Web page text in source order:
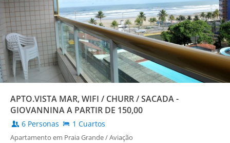
APTO.VISTA MAR, WIFI / CHURR / SACADA -
GIOVANNINA A PARTIR DE 150,00
6 Personas 1 Cuartos
Apartamento em Praia Grande / Aviação